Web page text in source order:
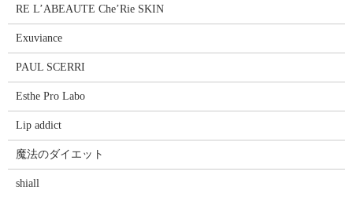
RE L’ABEAUTE Che’Rie SKIN
Exuviance
PAUL SCERRI
Esthe Pro Labo
Lip addict
魔法のダイエット
shiall